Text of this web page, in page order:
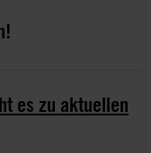
es zu aktuellen